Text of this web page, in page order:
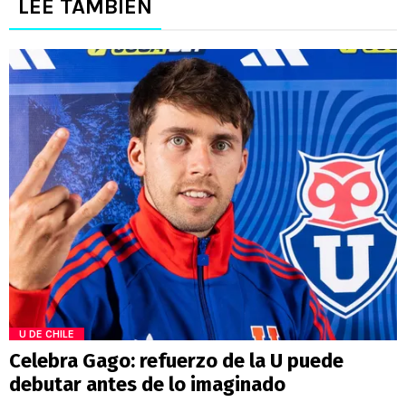
LEE TAMBIÉN
U DE CHILE
Celebra Gago: refuerzo de la U puede
debutar antes de lo imaginado